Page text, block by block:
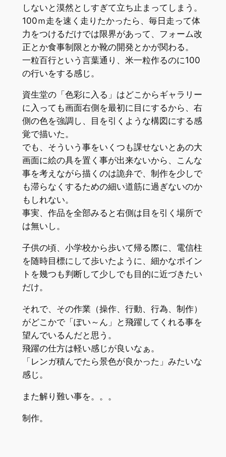
しないと漠然としすぎて立ち止まってしまう。
100ｍ走を速く走りたかったら、毎日走って体
力をつけるだけでは限界があって、フォーム改
正とか食事制限とか靴の開発とかが関わる。
一粒百行という言葉通り、米一粒作るのに100
の行いをする感じ。
資生堂の「色彩に入る」はどこからギャラリー
に入っても画面右側を最初に目にするから、右
側の色を強調し、目を引くような構図にする感
覚で描いた。
でも、そういう事をいくつも課せないとあの大
画面に絵の具を置く事が出来ないから、こんな
事を考えながら描くのは詭弁で、制作を少しで
も滞らなくするための細い道筋に過ぎないのか
もしれない。
事実、作品を全部みると右側は目を引く場所で
は無いし。
子供の頃、小学校から歩いて帰る際に、電信柱
を随時目標にして歩いたように、細かなポイン
トを幾つも判断して少しでも目的に近づきたい
だけ。
それで、その作業（操作、行動、行為、制作）
がどこかで「ぽい～ん」と飛躍してくれる事を
望んでいるんだと思う。
飛躍の仕方は軽い感じが良いなぁ。
「レンガ積んでたら景色が良かった」みたいな
感じ。
また解り難い事を。。。
制作。